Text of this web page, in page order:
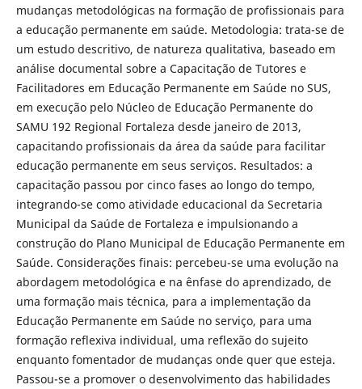
mudanças metodológicas na formação de profissionais para
a educação permanente em saúde. Metodologia: trata-se de
um estudo descritivo, de natureza qualitativa, baseado em
análise documental sobre a Capacitação de Tutores e
Facilitadores em Educação Permanente em Saúde no SUS,
em execução pelo Núcleo de Educação Permanente do
SAMU 192 Regional Fortaleza desde janeiro de 2013,
capacitando profissionais da área da saúde para facilitar
educação permanente em seus serviços. Resultados: a
capacitação passou por cinco fases ao longo do tempo,
integrando-se como atividade educacional da Secretaria
Municipal da Saúde de Fortaleza e impulsionando a
construção do Plano Municipal de Educação Permanente em
Saúde. Considerações finais: percebeu-se uma evolução na
abordagem metodológica e na ênfase do aprendizado, de
uma formação mais técnica, para a implementação da
Educação Permanente em Saúde no serviço, para uma
formação reflexiva individual, uma reflexão do sujeito
enquanto fomentador de mudanças onde quer que esteja.
Passou-se a promover o desenvolvimento das habilidades